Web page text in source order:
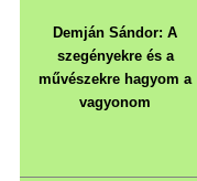
Demján Sándor: A
szegényekre és a
művészekre hagyom a
vagyonom